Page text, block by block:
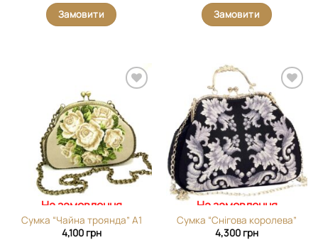
Замовити Замовити
виріб у
вибране
На замовлення
Сумка “Чайна троянда” А1
4,100 грн
Додати
виріб у
вибране
На замовлення
Сумка “Снігова королева”
4,300 грн